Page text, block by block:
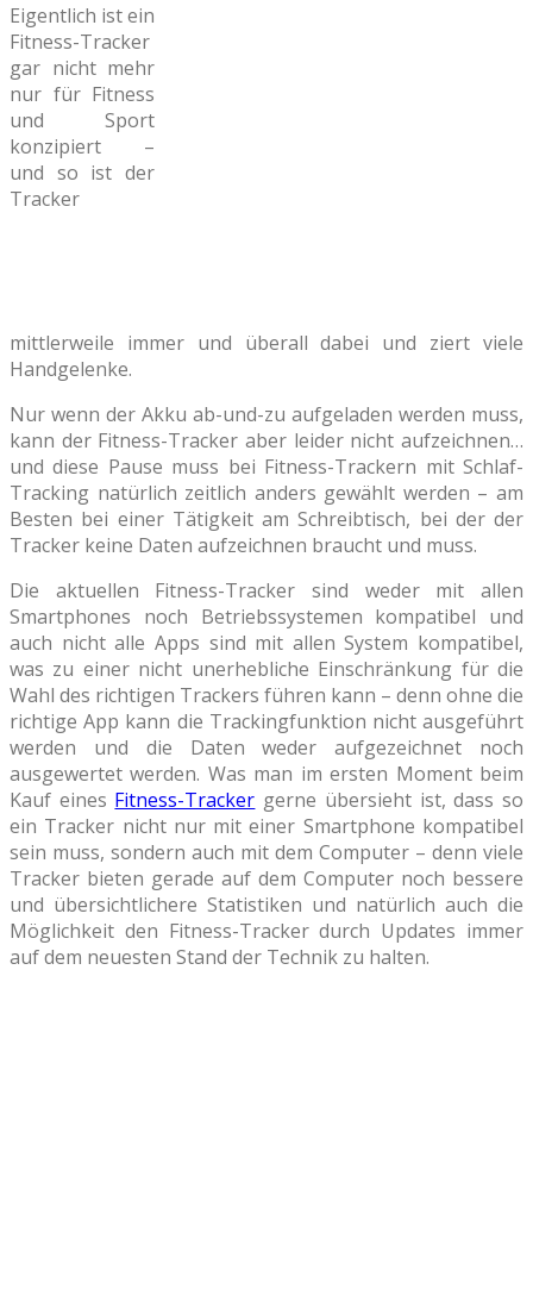
Eigentlich ist ein
Fitness-Tracker
gar nicht mehr
nur für Fitness
und Sport
konzipiert –
und so ist der
Tracker
mittlerweile immer und überall dabei und ziert viele
Handgelenke.
Nur wenn der Akku ab-und-zu aufgeladen werden muss,
kann der Fitness-Tracker aber leider nicht aufzeichnen…
und diese Pause muss bei Fitness-Trackern mit Schlaf-
Tracking natürlich zeitlich anders gewählt werden – am
Besten bei einer Tätigkeit am Schreibtisch, bei der der
Tracker keine Daten aufzeichnen braucht und muss.
Die aktuellen Fitness-Tracker sind weder mit allen
Smartphones noch Betriebssystemen kompatibel und
auch nicht alle Apps sind mit allen System kompatibel,
was zu einer nicht unerhebliche Einschränkung für die
Wahl des richtigen Trackers führen kann – denn ohne die
richtige App kann die Trackingfunktion nicht ausgeführt
werden und die Daten weder aufgezeichnet noch
ausgewertet werden. Was man im ersten Moment beim
Kauf eines Fitness-Tracker gerne übersieht ist, dass so
ein Tracker nicht nur mit einer Smartphone kompatibel
sein muss, sondern auch mit dem Computer – denn viele
Tracker bieten gerade auf dem Computer noch bessere
und übersichtlichere Statistiken und natürlich auch die
Möglichkeit den Fitness-Tracker durch Updates immer
auf dem neuesten Stand der Technik zu halten.